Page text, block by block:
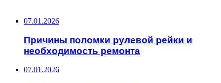
07.01.2026
Причины поломки рулевой рейки и
необходимость ремонта
07.01.2026